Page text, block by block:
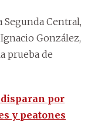
Central,
González,
prueba de
por
y peatones